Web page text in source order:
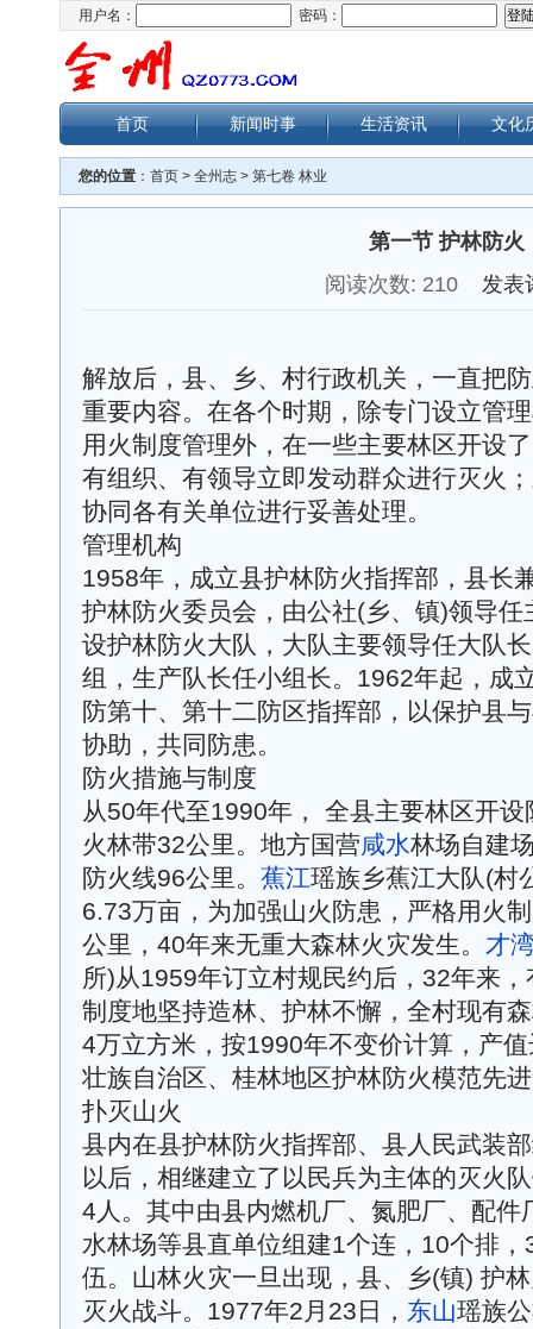
用户名： 密码：
首页 新闻时事 生活资讯 文化
您的位置 ： 首页 > 全州志 > 第七卷 林业
第一节 护林防火
阅读次数: 210 发表
解放后，县、乡、村行政机关，一直把
重要内容。在各个时期，除专门设立管
用火制度管理外，在一些主要林区开设
有组织、有领导立即发动群众进行灭火
协同各有关单位进行妥善处理。
管理机构
1958年，成立县护林防火指挥部，县长
护林防火委员会，由公社(乡、镇)领导
设护林防火大队，大队主要领导任大队
组，生产队长任小组长。1962年起，成
防第十、第十二防区指挥部，以保护县
协助，共同防患。
防火措施与制度
从50年代至1990年， 全县主要林区开
火林带32公里。地方国营咸水林场自建
防火线96公里。 蕉江瑶族乡蕉江大队(村
6.73万亩，为加强山火防患，严格用火
公里，40年来无重大森林火灾发生。 才
所)从1959年订立村规民约后，32年来
制度地坚持造林、护林不懈，全村现有
4万立方米，按1990年不变价计算，产
壮族自治区、桂林地区护林防火模范先
扑灭山火
县内在县护林防火指挥部、县人民武装
以后，相继建立了以民兵为主体的灭火
4人。其中由县内燃机厂、氮肥厂、配件
水林场等县直单位组建1个连，10个排
伍。山林火灾一旦出现，县、乡(镇) 护
灭火战斗。1977年2月23日， 东山瑶族